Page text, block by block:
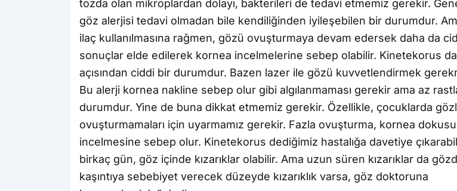
tozda olan mikroplardan dolayı, bakterileri de tedavi etmemiz gerekir.
göz alerjisi tedavi olmadan bile kendiliğinden iyileşebilen bir durumdur.
ilaç kullanılmasına rağmen, gözü ovuşturmaya devam edersek daha da
sonuçlar elde edilerek kornea incelmelerine sebep olabilir. Kinetekorus
açısından ciddi bir durumdur. Bazen lazer ile gözü kuvvetlendirmek
Bu alerji kornea nakline sebep olur gibi algılanmaması gerekir ama az
durumdur. Yine de buna dikkat etmemiz gerekir. Özellikle, çocuklarda
ovuşturmamaları için uyarmamız gerekir. Fazla ovuşturma, kornea
incelmesine sebep olur. Kinetekorus dediğimiz hastalığa davetiye
birkaç gün, göz içinde kızarıklar olabilir. Ama uzun süren kızarıklar da
kaşıntıya sebebiyet verecek düzeyde kızarıklık varsa, göz doktoruna